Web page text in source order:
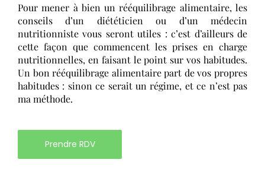
Pour mener à bien un rééquilibrage alimentaire, les
conseils d’un diététicien ou d’un médecin
nutritionniste vous seront utiles : c’est d’ailleurs de
cette façon que commencent les prises en charge
nutritionnelles, en faisant le point sur vos habitudes.
Un bon rééquilibrage alimentaire part de vos propres
habitudes : sinon ce serait un régime, etce n’est pas
ma méthode.
Prendre RDV